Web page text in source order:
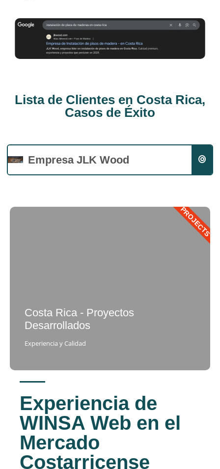
Lista de Clientes en Costa Rica,
Casos de Éxito
Empresa JLK Wood
Costa Rica - Proyectos
Desarrollados
Experiencia y Calidad
PROJECTS
Experiencia de
WINSA Web en el
Mercado
Costarricense